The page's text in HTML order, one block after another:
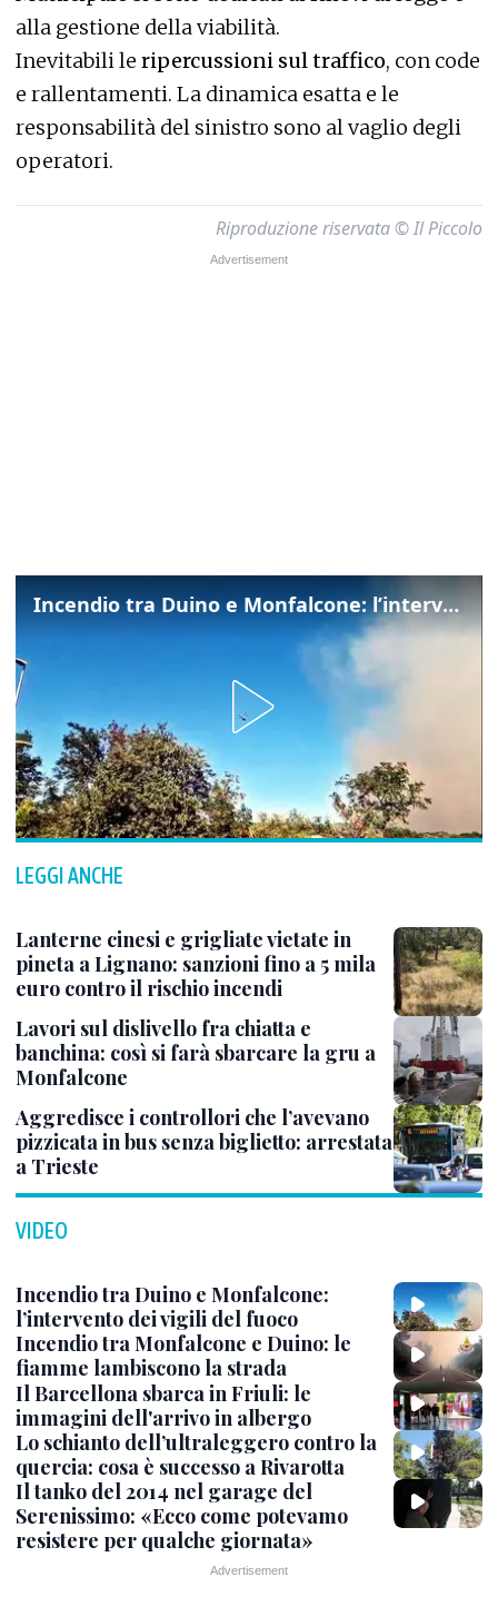
alla gestione della viabilità.
Inevitabili le ripercussioni sul traffico, con code
e rallentamenti. La dinamica esatta e le
responsabilità del sinistro sono al vaglio degli
operatori.
Riproduzione riservata © Il Piccolo
Incendio tra Duino e Monfalcone: l’intervento dei vigili del fuoco
LEGGI ANCHE
Lanterne cinesi e grigliate vietate in
pineta a Lignano: sanzioni fino a 5 mila
euro contro il rischio incendi
Lavori sul dislivello fra chiatta e
banchina: così si farà sbarcare la gru a
Monfalcone
Aggredisce i controllori che l’avevano
pizzicata in bus senza biglietto: arrestata
a Trieste
VIDEO
Incendio tra Duino e Monfalcone:
l’intervento dei vigili del fuoco
Incendio tra Monfalcone e Duino: le
fiamme lambiscono la strada
Il Barcellona sbarca in Friuli: le
immagini dell'arrivo in albergo
Lo schianto dell’ultraleggero contro la
quercia: cosa è successo a Rivarotta
Il tanko del 2014 nel garage del
Serenissimo: «Ecco come potevamo
resistere per qualche giornata»